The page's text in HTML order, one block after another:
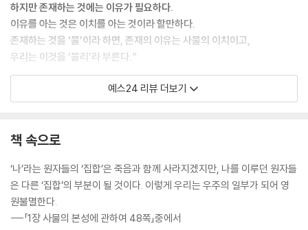
하지만 존재하는 것에는 이유가 필요하다.
이유를 아는 것은 이치를 아는 것이라 할만하다.
존재하는 것을 ‘물’이라 하면, 존재의 이유는 사물의 이치이고,
우리는 이것을 ‘물리’라 부른다.”
세상에 존재하는 모든 것들을 이해하고 싶었던 한 소년이 있었습니다. 호
기심이 많던 소년은 고등학생 시절 『양자역학의 세계』란 책을 읽으며 의문
물리학자가 됩니다. 세상의 모든 존재를 이해하고 싶었던 이 소년은 ‘다정
과 바람과 별과 인간』으로 5년 만에 독자들을 찾아왔습니다. 이번 책의 제
목은 윤동주 시인의 유고 시집 ‘하늘과 바람과 별과 시’에서 영감을 받았다
고 합니다. 저자에게 하늘은 우주와 법칙, 바람은 시간과 공간, 별은 물질과
에너지로 다가온다고 합니다. 즉, 하늘과 바람과 별은 물리적으로 존재하
예스24 리뷰 더보기
책 속으로
‘나’라는 원자들의 ‘집합’은 죽음과 함께 사라지겠지만, 나를 이루던 원자들
은 다른 ‘집합’의 부분이 될 것이다. 이렇게 우리는 우주의 일부가 되어 영
원불멸한다.
---「1장 사물의 본성에 관하여 48쪽」중에서